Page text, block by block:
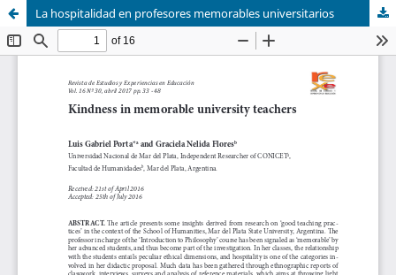
La hospitalidad en profesores memorables universitarios